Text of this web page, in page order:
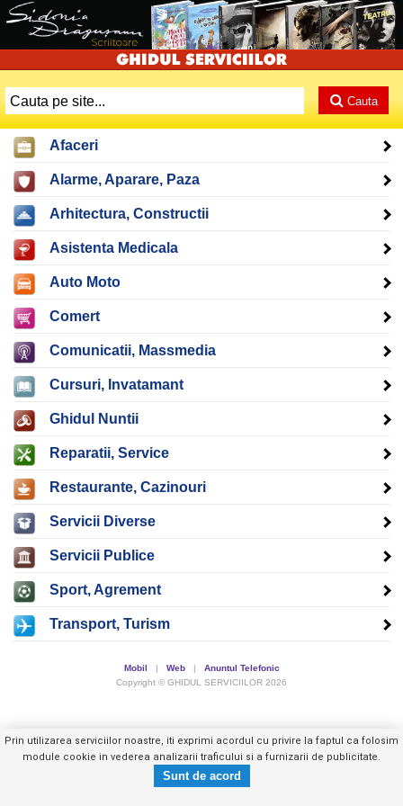
Cauta
Afaceri
Alarme, Aparare, Paza
Arhitectura, Constructii
Asistenta Medicala
Auto Moto
Comert
Comunicatii, Massmedia
Cursuri, Invatamant
Ghidul Nuntii
Reparatii, Service
Restaurante, Cazinouri
Servicii Diverse
Servicii Publice
Sport, Agrement
Transport, Turism
Mobil Web| Anuntul Telefonic
Copyright © GHIDUL SERVICIILOR 2026
Prin utilizarea serviciilor noastre, iti exprimi acordul cu privire la faptul ca folosim
module cookie in vederea analizarii traficului si a furnizarii de publicitate.